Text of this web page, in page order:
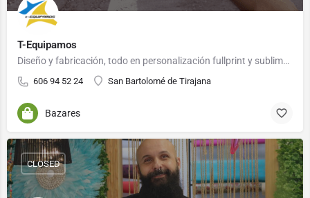
T-Equipamos
Diseño y fabricación, todo en personalización fullprint y sublimación. Todo en equipación y ropa…
606 94 52 24 San Bartolomé de Tirajana
Bazares
CLOSED